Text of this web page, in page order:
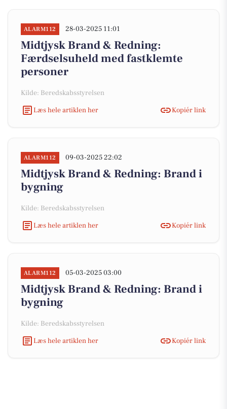
ALARM112 28-03-2025 11:01
Midtjysk Brand & Redning:
Færdselsuheld med fastklemte
personer
Kilde: Beredskabsstyrelsen
Læs hele artiklen her
Kopiér link
ALARM112 09-03-2025 22:02
Midtjysk Brand & Redning: Brand i
bygning
Kilde: Beredskabsstyrelsen
Læs hele artiklen her
Kopiér link
ALARM112 05-03-2025 03:00
Midtjysk Brand & Redning: Brand i
bygning
Kilde: Beredskabsstyrelsen
Læs hele artiklen her
Kopiér link